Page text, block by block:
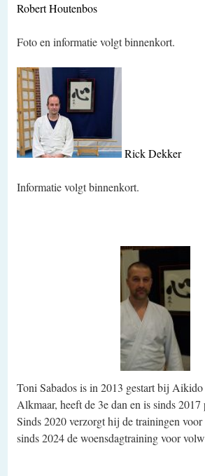
Robert Houtenbos
Foto en informatie volgt binnenkort.
Rick Dekker
Informatie volgt binnenkort.
Toni Sabados is in 2013 gestart bij
Alkmaar, heeft de 3e dan en is sinds 2017
Sinds 2020 verzorgt hij de trainingen
sinds 2024 de woensdagtraining voor